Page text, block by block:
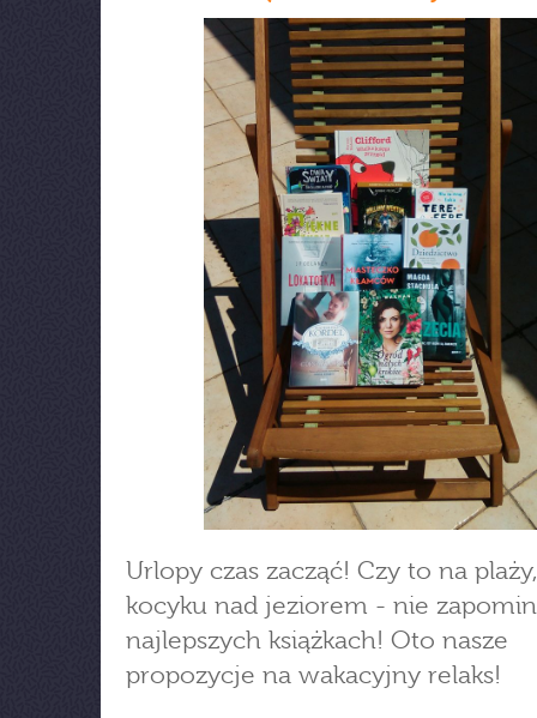
Urlopy czas zacząć! Czy to na
kocyku nad jeziorem - nie
najlepszych książkach! Oto nasze
propozycje na wakacyjny relaks!